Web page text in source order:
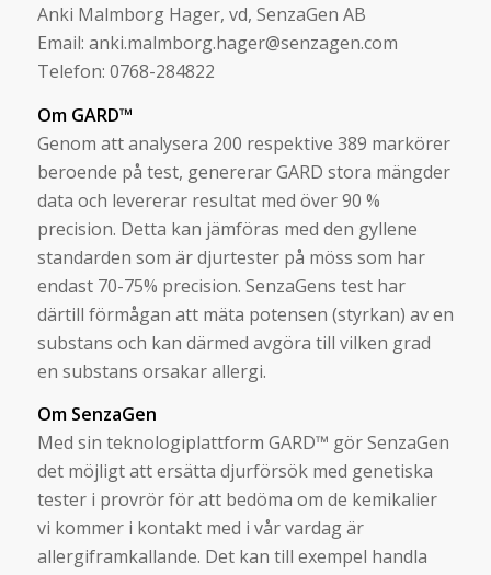
Anki Malmborg Hager, vd, SenzaGen AB
Email: anki.malmborg.hager@senzagen.com
Telefon: 0768-284822
Om GARD™
Genom att analysera 200 respektive 389 markörer
beroende på test, genererar GARD stora mängder
data och levererar resultat med över 90 %
precision. Detta kan jämföras med den gyllene
standarden som är djurtester på möss som har
endast 70-75% precision. SenzaGens test har
därtill förmågan att mäta potensen (styrkan) av en
substans och kan därmed avgöra till vilken grad
en substans orsakar allergi.
Om SenzaGen
Med sin teknologiplattform GARD™ gör SenzaGen
det möjligt att ersätta djurförsök med genetiska
tester i provrör för att bedöma om de kemikalier
vi kommer i kontakt med i vår vardag är
allergiframkallande. Det kan till exempel handla